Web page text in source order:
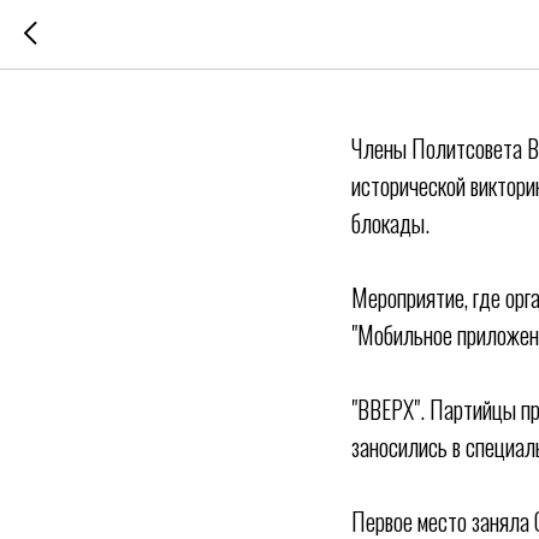
Члены Политсовета
исторической
блокады.
Мероприятие, где
"Мобильное
"ВВЕРХ". Партийцы
заносились в
Первое место